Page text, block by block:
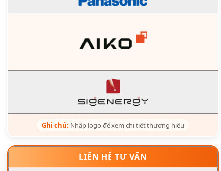
Ghi chú: Nhấp logo để xem chi tiết thương hiệu
LIÊN HỆ TƯ VẤN